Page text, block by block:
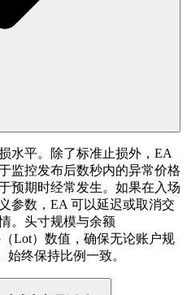
水平。除了标准止损外，EA
监控发布后数秒内的异常价格
预期时经常发生。如果在入场
参数，EA 可以延迟或取消交
。头寸规模与余额
（Lot）数值，确保无论账户规
始终保持比例一致。